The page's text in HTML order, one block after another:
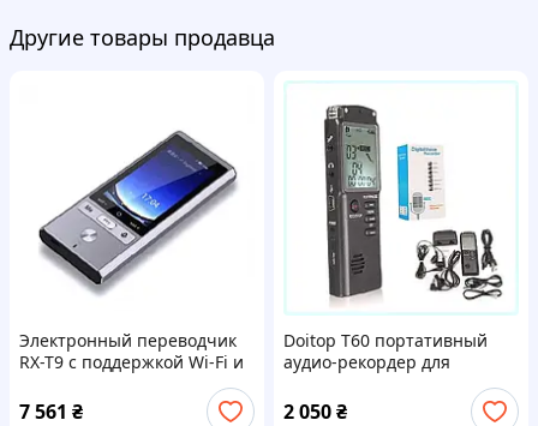
Другие товары продавца
Электронный переводчик
RX-T9 с поддержкой Wi-Fi и
7 561 ₴
Doitop T60 портативный
аудио-рекордер для
1H677637E
2 050₴